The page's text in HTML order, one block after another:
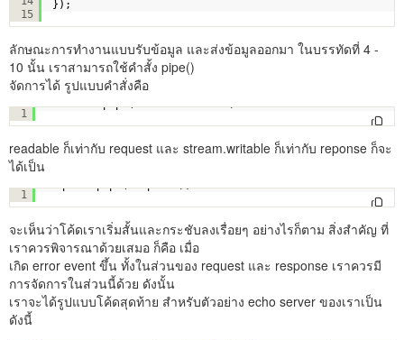
15
});
ลักษณะการทำงานแบบรับข้อมูล และส่งข้อมูลออกมา ในบรรทัดที่ 4 -
10 นั้น เราสามารถใช้คำสั้ง pipe()
จัดการได้ รูปแบบคำสั่งคือ
1
readable ก็เท่ากับ request และ stream.writable ก็เท่ากับ reponse ก็จะ
ได้เป็น
1
จะเห็นว่าโค้ดเราเริ่มสั้นและกระชับลงเรื่อยๆ อย่างไรก็ตาม สิ่งสำคัญ ที่
เราควรพิจารณาด้วยเสมอ ก็คือ เมื่อ
เกิด error event ขึ้น ทั้งในส่วนของ request และ response เราควรมี
การจัดการในส่วนนี้ด้วย ดังนั้น
เราจะได้รูปแบบโค้ดสุดท้าย สำหรับตัวอย่าง echo server ของเราเป็น
ดังนี้